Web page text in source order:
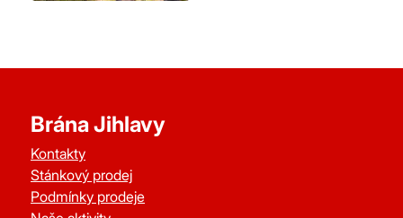
Brána Jihlavy
Kontakty
Stánkový prodej
Podmínky prodeje